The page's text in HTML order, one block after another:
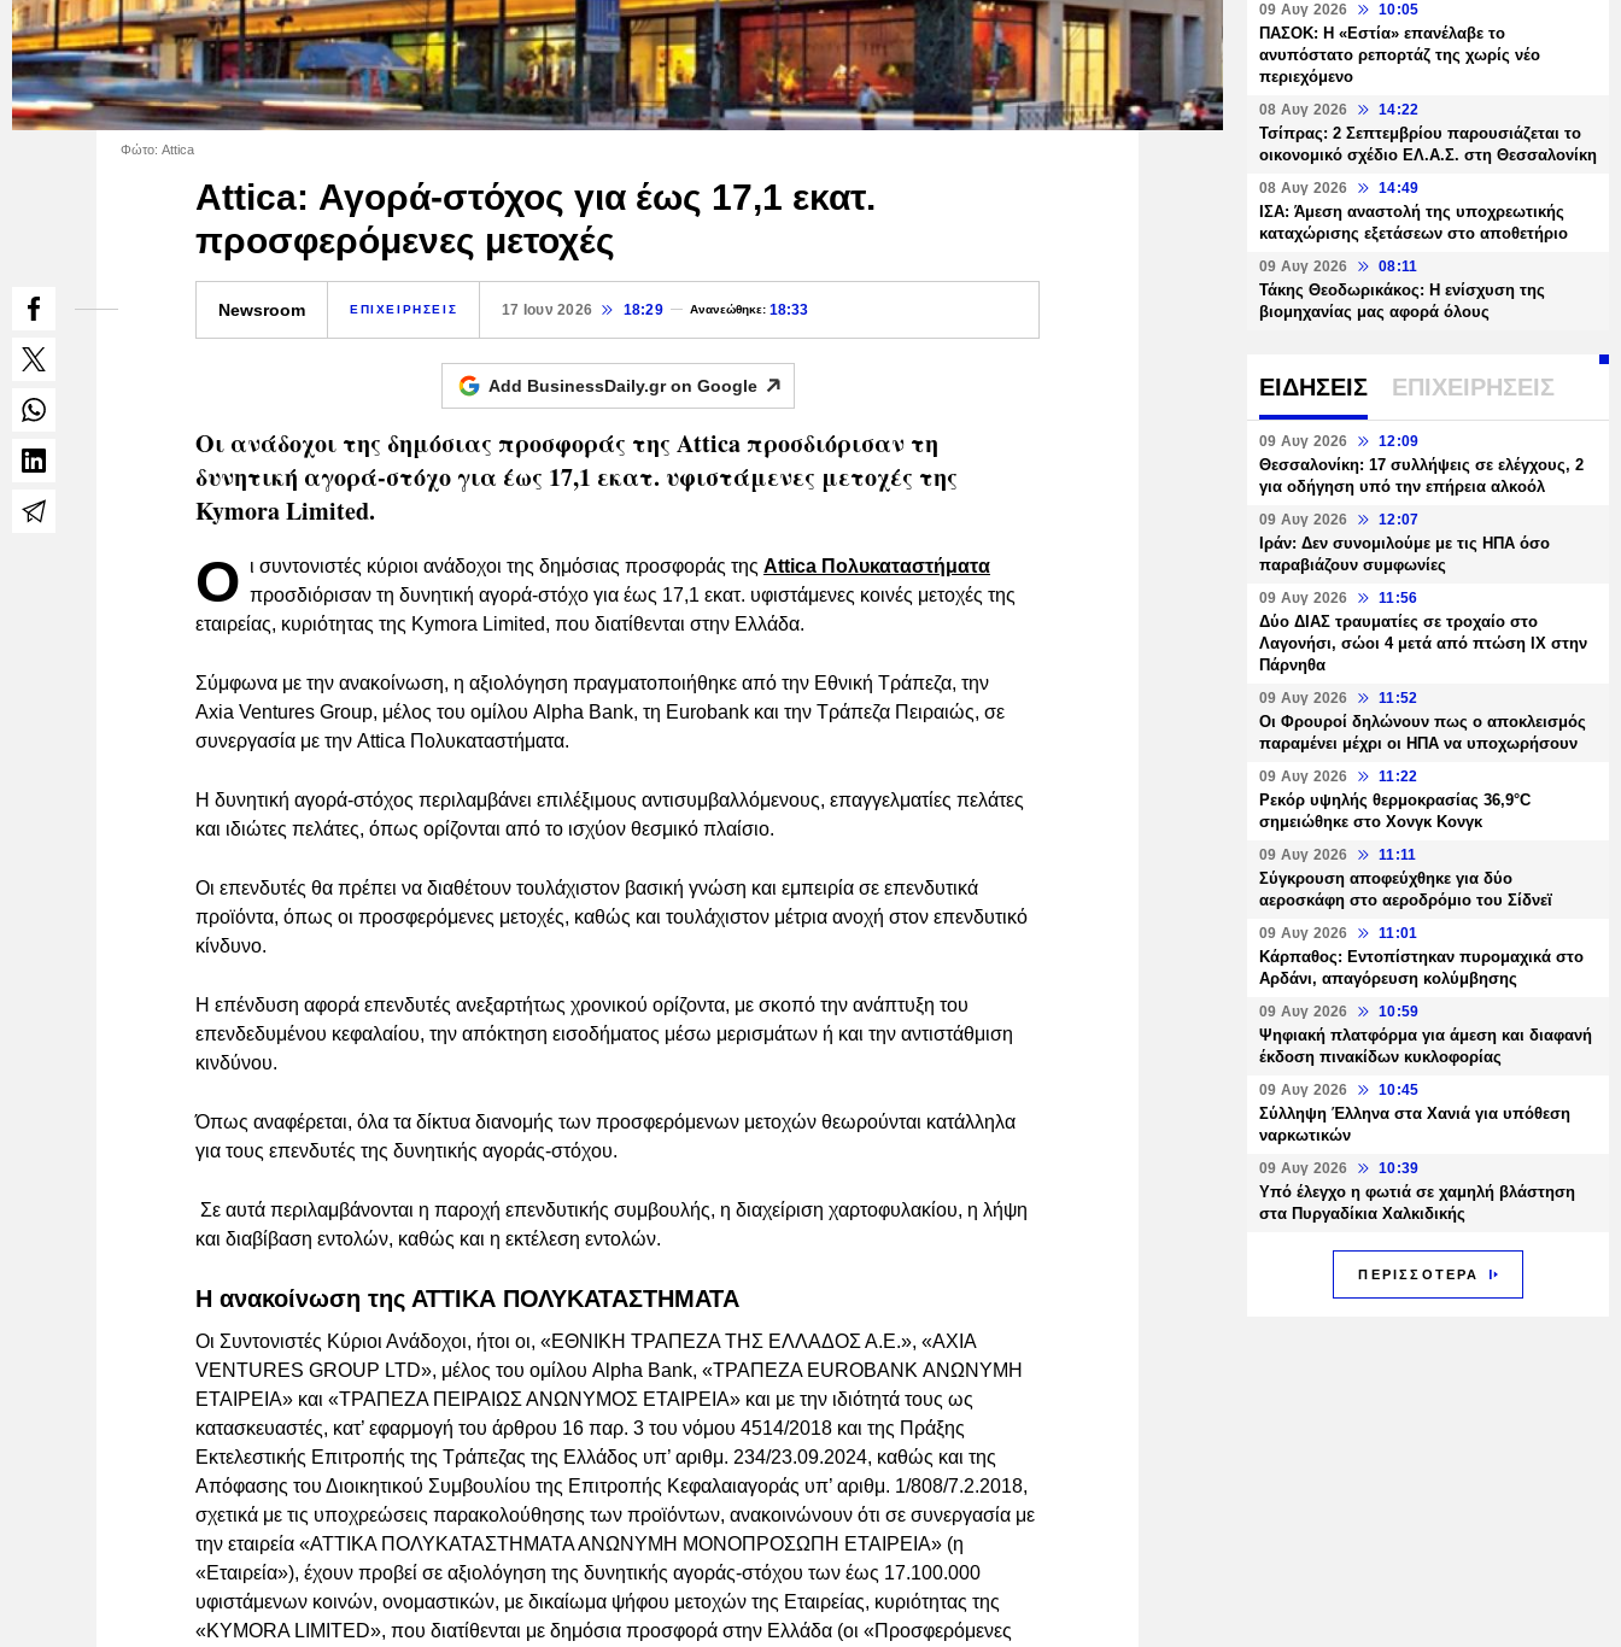
Φώτο: Attica
Attica: Αγορά-στόχος για έως 17,1 εκατ.
προσφερόμενες μετοχές
Newsroom ΕΠΙΧΕΙΡΗΣΕΙΣ 17 Ιουν 2026 18:29 Ανανεώθηκε:18:33
Add BusinessDaily.gr on Google
Οι ανάδοχοι της δημόσιας προσφοράς της Attica προσδιόρισαν τη
δυνητική αγορά-στόχο για έως 17,1 εκατ. υφιστάμενες μετοχές της
Kymora Limited.
Ο ι συντονιστές κύριοι ανάδοχοι της δημόσιας προσφοράς της Attica Πολυκαταστήματα
προσδιόρισαν τη δυνητική αγορά-στόχο για έως 17,1 εκατ. υφιστάμενες κοινές μετοχές της
εταιρείας, κυριότητας της Kymora Limited, που διατίθενται στην Ελλάδα.
Σύμφωνα με την ανακοίνωση, η αξιολόγηση πραγματοποιήθηκε από την Εθνική Τράπεζα, την
Axia Ventures Group, μέλος του ομίλου Alpha Bank, τη Eurobank και την Τράπεζα Πειραιώς, σε
συνεργασία με την Attica Πολυκαταστήματα.
Η δυνητική αγορά-στόχος περιλαμβάνει επιλέξιμους αντισυμβαλλόμενους, επαγγελματίες πελάτες
και ιδιώτες πελάτες, όπως ορίζονται από το ισχύον θεσμικό πλαίσιο.
Οι επενδυτές θα πρέπει να διαθέτουν τουλάχιστον βασική γνώση και εμπειρία σε επενδυτικά
προϊόντα, όπως οι προσφερόμενες μετοχές, καθώς και τουλάχιστον μέτρια ανοχή στον επενδυτικό
κίνδυνο.
Η επένδυση αφορά επενδυτές ανεξαρτήτως χρονικού ορίζοντα, με σκοπό την ανάπτυξη του
επενδεδυμένου κεφαλαίου, την απόκτηση εισοδήματος μέσω μερισμάτων ή και την αντιστάθμιση
κινδύνου.
Όπως αναφέρεται, όλα τα δίκτυα διανομής των προσφερόμενων μετοχών θεωρούνται κατάλληλα
για τους επενδυτές της δυνητικής αγοράς-στόχου.
Σε αυτά περιλαμβάνονται η παροχή επενδυτικής συμβουλής, η διαχείριση χαρτοφυλακίου, η λήψη
και διαβίβαση εντολών, καθώς και η εκτέλεση εντολών.
Η ανακοίνωση της ΑΤΤΙΚΑ ΠΟΛΥΚΑΤΑΣΤΗΜΑΤΑ
Οι Συντονιστές Κύριοι Ανάδοχοι, ήτοι οι, «ΕΘΝΙΚΗ ΤΡΑΠΕΖΑ ΤΗΣ ΕΛΛΑΔΟΣ Α.Ε.», «AXIA
VENTURES GROUP LTD», μέλος του ομίλου Alpha Bank, «ΤΡΑΠΕΖΑ EUROBANK ΑΝΩΝΥΜΗ
ΕΤΑΙΡΕΙΑ» και «ΤΡΑΠΕΖΑ ΠΕΙΡΑΙΩΣ ΑΝΩΝΥΜΟΣ ΕΤΑΙΡΕΙΑ» και με την ιδιότητά τους ως
κατασκευαστές, κατ’ εφαρμογή του άρθρου 16 παρ. 3 του νόμου 4514/2018 και της Πράξης
Εκτελεστικής Επιτροπής της Τράπεζας της Ελλάδος υπ’ αριθμ. 234/23.09.2024, καθώς και της
Απόφασης του Διοικητικού Συμβουλίου της Επιτροπής Κεφαλαιαγοράς υπ’ αριθμ. 1/808/7.2.2018,
σχετικά με τις υποχρεώσεις παρακολούθησης των προϊόντων, ανακοινώνουν ότι σε συνεργασία με
την εταιρεία «ΑΤΤΙΚΑ ΠΟΛΥΚΑΤΑΣΤΗΜΑΤΑ ΑΝΩΝΥΜΗ ΜΟΝΟΠΡΟΣΩΠΗ ΕΤΑΙΡΕΙΑ» (η
«Εταιρεία»), έχουν προβεί σε αξιολόγηση της δυνητικής αγοράς-στόχου των έως 17.100.000
υφιστάμενων κοινών, ονομαστικών, με δικαίωμα ψήφου μετοχών της Εταιρείας, κυριότητας της
«KYMORA LIMITED», που διατίθενται με δημόσια προσφορά στην Ελλάδα (οι «Προσφερόμενες
09 Αυγ 2026 10:05
ΠΑΣΟΚ: Η «Εστία» επανέλαβε το
ανυπόστατο ρεπορτάζ της χωρίς νέο
περιεχόμενο
08 Αυγ 2026 14:22
Τσίπρας: 2 Σεπτεμβρίου παρουσιάζεται το
οικονομικό σχέδιο ΕΛ.Α.Σ. στη Θεσσαλονίκη
08 Αυγ 2026 14:49
ΙΣΑ: Άμεση αναστολή της υποχρεωτικής
καταχώρισης εξετάσεων στο αποθετήριο
09 Αυγ 2026 08:11
Τάκης Θεοδωρικάκος: Η ενίσχυση της
βιομηχανίας μας αφορά όλους
ΕΙΔΗΣΕΙΣ ΕΠΙΧΕΙΡΗΣΕΙΣ
09 Αυγ 2026 12:09
Θεσσαλονίκη: 17 συλλήψεις σε ελέγχους, 2
για οδήγηση υπό την επήρεια αλκοόλ
09 Αυγ 2026 12:07
Ιράν: Δεν συνομιλούμε με τις ΗΠΑ όσο
παραβιάζουν συμφωνίες
09 Αυγ 2026 11:56
Δύο ΔΙΑΣ τραυματίες σε τροχαίο στο
Λαγονήσι, σώοι 4 μετά από πτώση ΙΧ στην
Πάρνηθα
09 Αυγ 2026 11:52
Οι Φρουροί δηλώνουν πως ο αποκλεισμός
παραμένει μέχρι οι ΗΠΑ να υποχωρήσουν
09 Αυγ 2026 11:22
Ρεκόρ υψηλής θερμοκρασίας 36,9°C
σημειώθηκε στο Χονγκ Κονγκ
09 Αυγ 2026 11:11
Σύγκρουση αποφεύχθηκε για δύο
αεροσκάφη στο αεροδρόμιο του Σίδνεϊ
09 Αυγ 2026 11:01
Κάρπαθος: Εντοπίστηκαν πυρομαχικά στο
Αρδάνι, απαγόρευση κολύμβησης
09 Αυγ 2026 10:59
Ψηφιακή πλατφόρμα για άμεση και διαφανή
έκδοση πινακίδων κυκλοφορίας
09 Αυγ 2026 10:45
Σύλληψη Έλληνα στα Χανιά για υπόθεση
ναρκωτικών
09 Αυγ 2026 10:39
Υπό έλεγχο η φωτιά σε χαμηλή βλάστηση
στα Πυργαδίκια Χαλκιδικής
ΠΕΡΙΣΣΟΤΕΡΑ